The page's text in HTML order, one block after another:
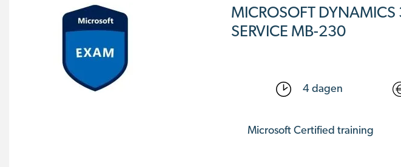
MICROSOFT
SERVICE MB-230
4 dagen
Microsoft Certified training